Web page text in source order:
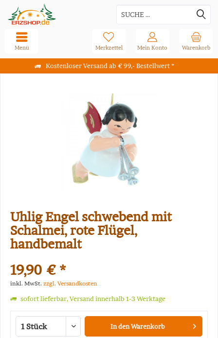
Kostenloser Versand ab € 99,- Bestellwert *
Warenkorb
Merkzettel Mein Konto
Menü
Uhlig Engel schwebend mit
Schalmei, rote Flügel,
handbemalt
19,90 € *
inkl. MwSt. zzgl. Versandkosten
sofort lieferbar, Versand innerhalb 1-3 Werktage
In denWarenkorb